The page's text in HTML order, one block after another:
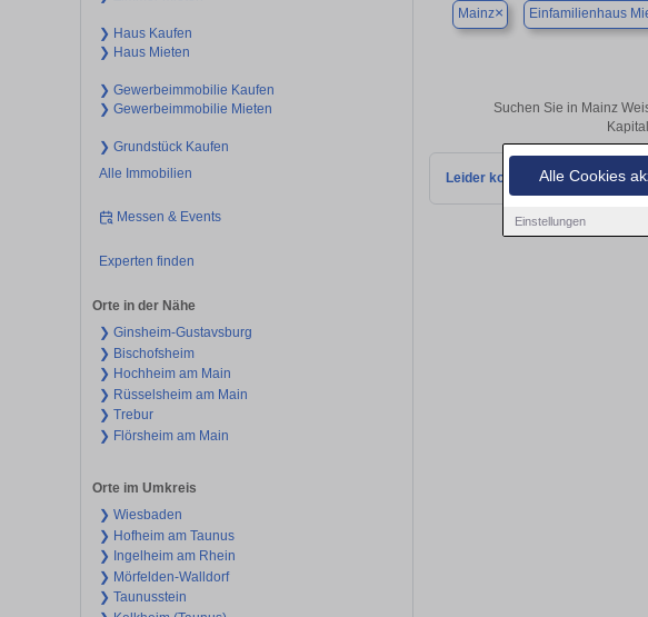
Alle Cookies
Einstellungen
❯ Haus Kaufen
❯ Haus Mieten
❯ Gewerbeimmobilie Kaufen
❯ Gewerbeimmobilie Mieten
❯ Grundstück Kaufen
Alle Immobilien
Messen & Events
Experten finden
Orte in der Nähe
❯ Ginsheim-Gustavsburg
❯ Bischofsheim
❯ Hochheim am Main
❯ Rüsselsheim am Main
❯ Trebur
❯ Flörsheim am Main
Orte im Umkreis
❯ Wiesbaden
❯ Hofheim am Taunus
❯ Ingelheim am Rhein
❯ Mörfelden-Walldorf
❯ Taunusstein
Mainz× Einfamilienhaus
Suchen Sie in Mainz
Leider konnten wir derzeit